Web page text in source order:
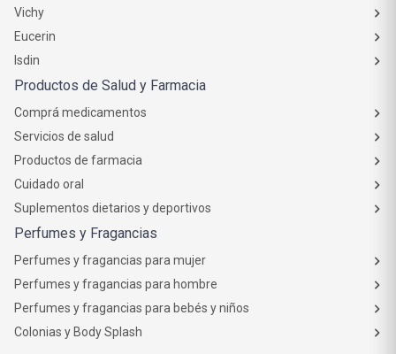
Vichy
Eucerin
Isdin
Productos de Salud y Farmacia
Comprá medicamentos
Servicios de salud
Productos de farmacia
Cuidado oral
Suplementos dietarios y deportivos
Perfumes y Fragancias
Perfumes y fragancias para mujer
Perfumes y fragancias para hombre
Perfumes y fragancias para bebés y niños
Colonias y Body Splash